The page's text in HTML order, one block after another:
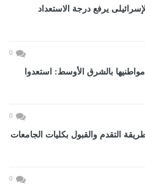
يرفع درجة الاستعداد
0
مواطنيها بالشرق الأوسط: استعدوا
0
الجامعات 2026.. طريقة التقدم والقبول بكليات الجامعات
0